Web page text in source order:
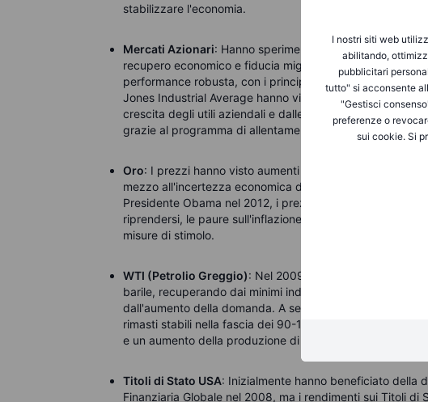
I nostri siti web
abilitando,
pubblicitari
tutto" si acconsente
"Gestisci
preferenze o
sui cookie. Si
stabilizzare l'economia.
Mercati Azionari: Hanno sperimentato una forte ripresa
recupero economico e fiducia migliorata degli
performance robusta, con i principali indici che hanno
Jones Industrial Average hanno visto guadagni
crescita degli utili aziendali e dalle politiche monetarie di
grazie al programma di allentamento quantitativo (QE)
Oro: I prezzi hanno visto aumenti significativi nel 2009
mezzo all'incertezza economica della Grande
Presidente Obama nel 2012, i prezzi dell'oro sono
riprendersi, le paure sull'inflazione si sono attenuate e la
misure di stimolo.
WTI (Petrolio Greggio): Nel 2009 i prezzi del WTI sono
barile, recuperando dai minimi indotti dalla crisi
dall'aumento della domanda. A seguito della rielezione
rimasti stabili nella fascia dei 90-100 dollari al barile,
e un aumento della produzione di petrolio, in particolare
Titoli di Stato USA: Inizialmente hanno beneficiato della
Finanziaria Globale nel 2008, ma i rendimenti sui Titoli di